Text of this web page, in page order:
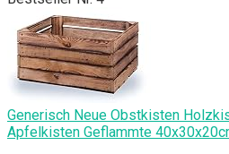
Generisch Neue Obstkisten
Apfelkisten Geflammte